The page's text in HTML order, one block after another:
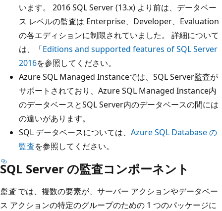
います。 2016 SQL Server (13.x) より前は、データベー
ス レベルの監査は Enterprise、Developer、Evaluation
の各エディションに制限されていました。 詳細について
は、「Editions and supported features of SQL Server
2016を参照してください。
Azure SQL Managed Instanceでは、SQL Server監査が
サポートされており、Azure SQL Managed Instance内
のデータベースとSQL Server内のデータベースの間には
の違いがあります。
SQL データベースについては、 Azure SQL Database の
監査を参照してください。
SQL Server の監査コンポーネント
監査では、複数の要素が、サーバー アクションやデータベー
ス アクションの特定のグループのための 1 つのパッケージに